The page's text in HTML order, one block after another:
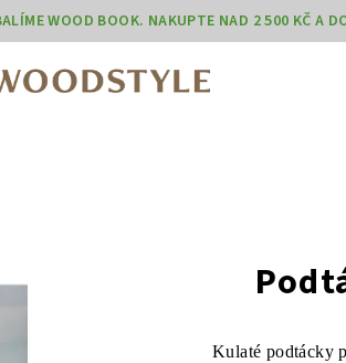
WOOD BOOK. NAKUPTE NAD 2 500 KČ A
Kulaté podtácky